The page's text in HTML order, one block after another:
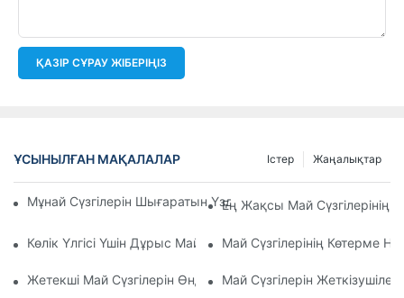
ҚАЗІР СҰРАУ ЖІБЕРІҢІЗ
ҰСЫНЫЛҒАН МАҚАЛАЛАР Жаңалықтар
Істер
Мұнай Сүзгілерін Шығаратын Үздік Компаниялар: Жан-
Ең Жақсы Май Сүзгілерінің
Көлік Үлгісі Үшін Дұрыс Май Сүзгісін Таңдау: Негізгі Ойлар
Май Сүзгілерінің Көтерме
Жетекші Май Сүзгілерін Өндірушілер Мен Олардың
Май Сүзгілерін